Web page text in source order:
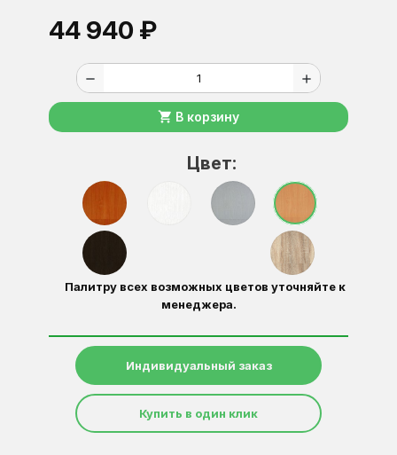
44 940 ₽
remove add
shopping_cart В корзину
Цвет:
Палитру всех возможных цветов уточняйте к
менеджера.
Индивидуальный заказ
Купить в один клик